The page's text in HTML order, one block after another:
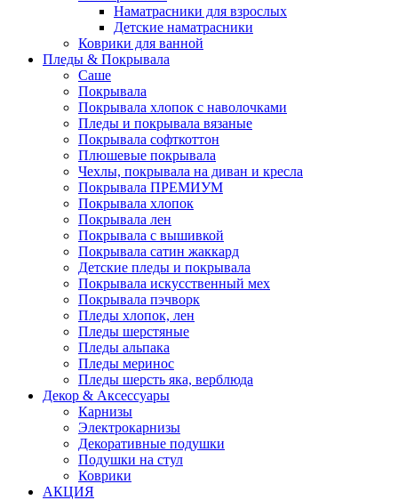
Наматрасники для взрослых
Детские наматрасники
Коврики для ванной
Пледы & Покрывала
Саше
Покрывала
Покрывала хлопок с наволочками
Пледы и покрывала вязаные
Покрывала софткоттон
Плюшевые покрывала
Чехлы, покрывала на диван и кресла
Покрывала ПРЕМИУМ
Покрывала хлопок
Покрывала лен
Покрывала с вышивкой
Покрывала сатин жаккард
Детские пледы и покрывала
Покрывала искусственный мех
Покрывала пэчворк
Пледы хлопок, лен
Пледы шерстяные
Пледы альпака
Пледы меринос
Пледы шерсть яка, верблюда
Декор & Аксессуары
Карнизы
Электрокарнизы
Декоративные подушки
Подушки на стул
Коврики
АКЦИЯ